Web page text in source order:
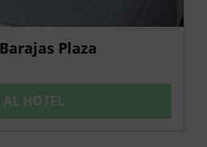
Plaza
AL HOTEL